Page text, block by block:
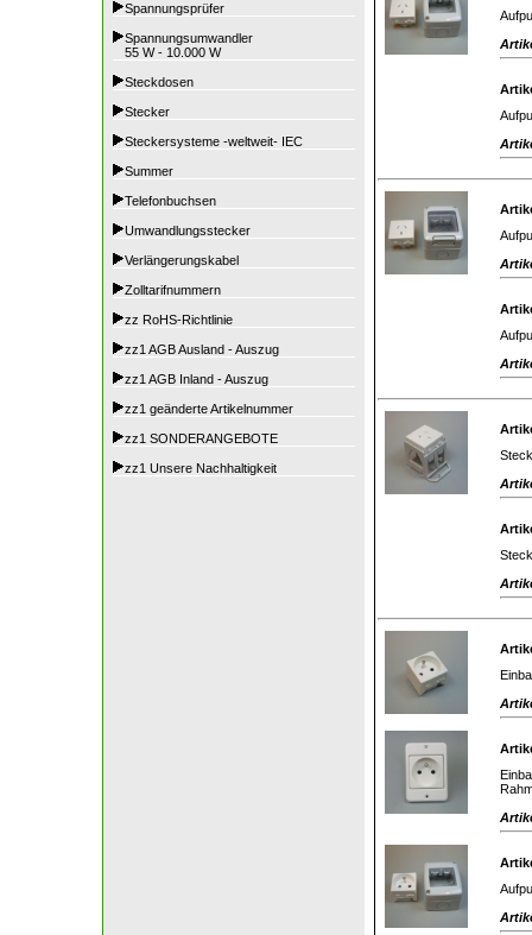
Spannungsprüfer
Spannungsumwandler
55 W - 10.000 W
Steckdosen
Stecker
Steckersysteme -weltweit- IEC
Summer
Telefonbuchsen
Umwandlungsstecker
Verlängerungskabel
Zolltarifnummern
zz RoHS-Richtlinie
zz1 AGB Ausland - Auszug
zz1 AGB Inland - Auszug
zz1 geänderte Artikelnummer
zz1 SONDERANGEBOTE
zz1 Unsere Nachhaltigkeit